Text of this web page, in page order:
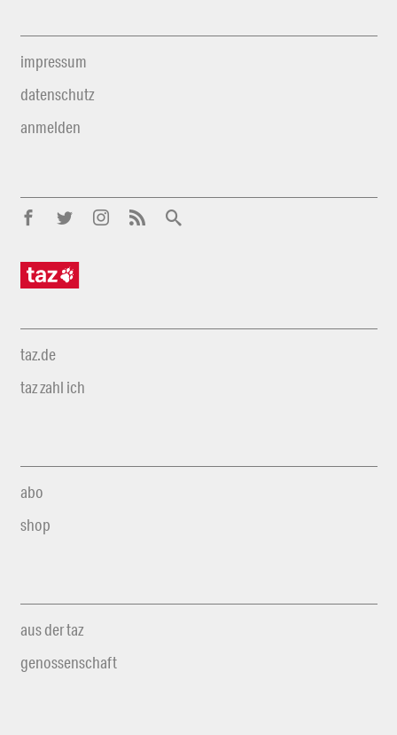
impressum
datenschutz
anmelden
taz.de
taz zahl ich
abo
shop
aus der taz
genossenschaft